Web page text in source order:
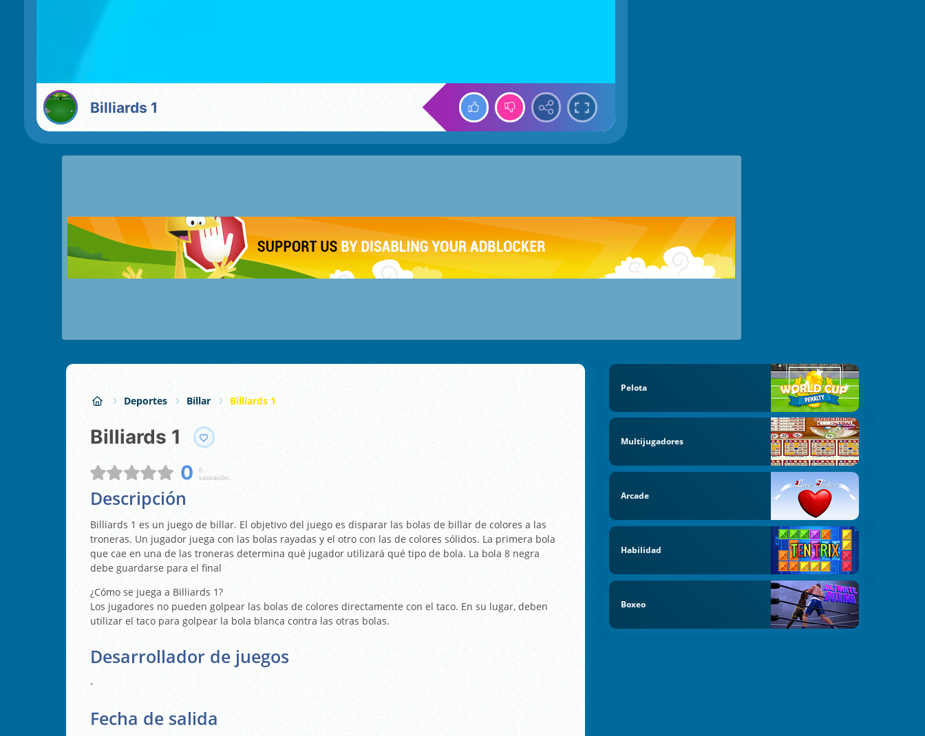
Billiards 1
Deportes Billar Billiards 1
Billiards 1
0
0
valoración:
Descripción
Billiards 1 es un juego de billar. El objetivo del juego es disparar las bolas de billar de colores a las
troneras. Un jugador juega con las bolas rayadas y el otro con las de colores sólidos. La primera bola
que cae en una de las troneras determina qué jugador utilizará qué tipo de bola. La bola 8 negra
debe guardarse para el final
¿Cómo se juega a Billiards 1?
Los jugadores no pueden golpear las bolas de colores directamente con el taco. En su lugar, deben
utilizar el taco para golpear la bola blanca contra las otras bolas.
Desarrollador de juegos
-
Fecha de salida
Pelota
Multijugadores
Arcade
Habilidad
Boxeo